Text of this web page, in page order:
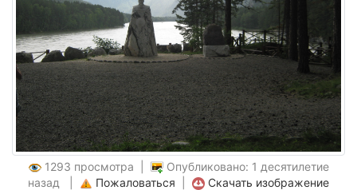
1293 просмотра |
Опубликовано: 1 десятилетие
назад |
Пожаловаться Скачать изображение